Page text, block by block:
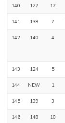
140 127 17
141 138 7
142 140 4
143 124 5
144 NEW 1
145 139 3
146 148 10